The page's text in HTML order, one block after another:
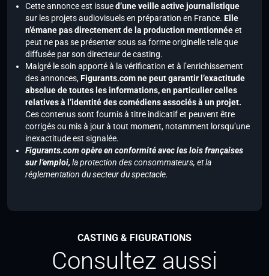
Cette annonce est issued’une veille active journalistique
sur les projets audiovisuels en préparation en France. Elle
n’émane pas directement de la production mentionnéeet
peut ne pas se présenter sous sa forme originelle telle que
diffusée par son directeur de casting.
Malgré le soin apporté à la vérification et à l’enrichissement
des annonces,Figurants.com ne peut garantir l’exactitude
absolue de toutes les informations, en particulier celles
relatives à l’identité des comédiens associés à un projet.
Ces contenus sont fournis à titre indicatif et peuvent être
corrigés ou mis à jour à tout moment, notamment lorsqu’une
inexactitude est signalée.
Figurants.com opère en conformité avec les lois françaises
sur l’emploi, la protection des consommateurs, et la
réglementation du secteur du spectacle.
CASTING & FIGURATIONS
Consultez aussi